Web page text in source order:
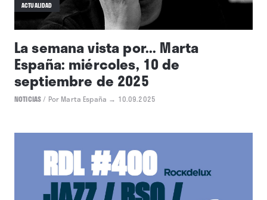
ACTUALIDAD
La semana vista por... Marta
España: miércoles, 10 de
septiembre de 2025
NOTICIAS/ Por Marta España → 10.09.2025